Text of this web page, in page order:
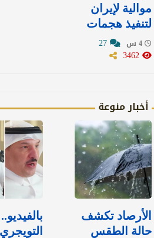
موالية لإيران
لتنفيذ هجمات
أخبار منوعة
الأرصاد تكشف
حالة الطقس
بالفيديو..